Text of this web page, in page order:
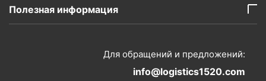
Полезная информация
Для обращений и предложений:
info@logistics1520.com